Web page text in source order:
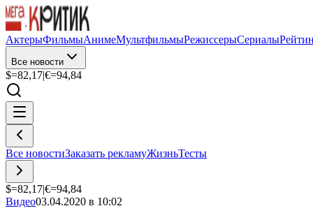
АктерыФильмыАнимеМультфильмыРежиссерыСериалы
Все новости
$=82,17|€=94,84
Все новостиЗаказать рекламуЖизньТесты
$=82,17|€=94,84
Видео03.04.2020 в 10:02